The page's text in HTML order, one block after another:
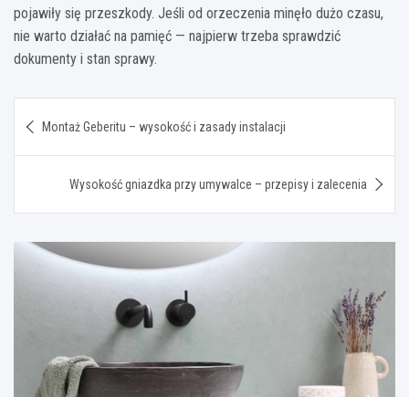
pojawiły się przeszkody. Jeśli od orzeczenia minęło dużo czasu,
nie warto działać na pamięć — najpierw trzeba sprawdzić
dokumenty i stan sprawy.
wpisu
Montaż Geberitu – wysokość i zasady instalacji
Wysokość gniazdka przy umywalce – przepisy i zalecenia